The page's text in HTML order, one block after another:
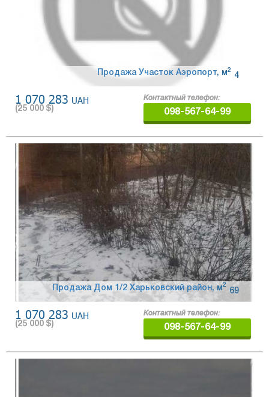
Продажа Участок Аэропорт, 4
м2
1 070 283 UAH
(25 000 $)
Контактный телефон:
098-567-64-99
Продажа Дом 1/2 Харьковский район, 69
м2
1 070 283 UAH
(25 000 $)
Контактный телефон:
098-567-64-99